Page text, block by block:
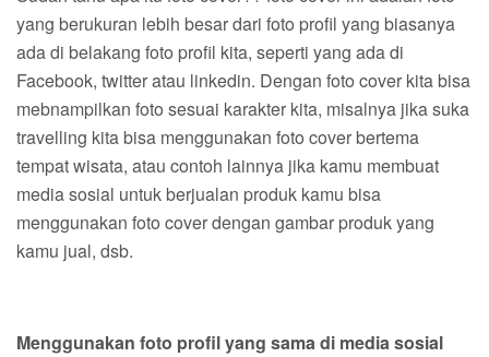
yang berukuran lebih besar dari foto profil yang biasanya
ada di belakang foto profil kita, seperti yang ada di
Facebook, twitter atau linkedin. Dengan foto cover kita bisa
mebnampilkan foto sesuai karakter kita, misalnya jika suka
travelling kita bisa menggunakan foto cover bertema
tempat wisata, atau contoh lainnya jika kamu membuat
media sosial untuk berjualan produk kamu bisa
menggunakan foto cover dengan gambar produk yang
kamu jual, dsb.
Menggunakan foto profil yang sama di media sosial